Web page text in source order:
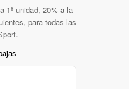
1ª unidad, 20% a la
para todas las